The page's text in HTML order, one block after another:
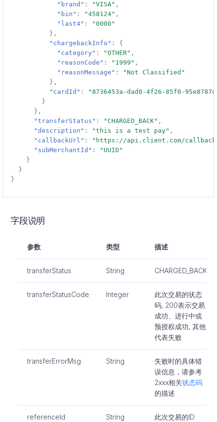
"brand" : "VISA" ,
"bin" : "458124" ,
"last4" :
"0000"
},
"chargebackInfo" :
{
"category" : "OTHER" ,
"reasonCode" : "1999" ,
"reasonMessage" :
"Not Classified"
},
"cardId" :
"8736453a-dad0-4f26-85f0-
}
},
"transferStatus" : "CHARGED_BACK" ,
"description" : "this is a test pay" ,
"callbackUrl" :
"https://api.client.com/
"subMerchantId" :
"UUID"
}
}
}
字段说明
参数 类型 描述
transferStatus String CHARGED_BACK
transferStatusCode Integer
此次交易的状态
码, 200表示交易
成功、进行中或
预授权成功, 其他
代表失败
transferErrorMsg String
失败时的具体错
误信息，请参考
2xxx相关状态码
的描述
referenceId String 此次交易的ID